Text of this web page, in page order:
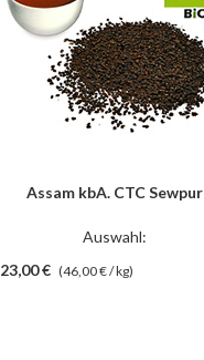
Assam kbA. CTC Sewpur
Auswahl:
23,00 € (46,00 € / kg)